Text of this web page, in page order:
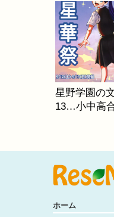
星野学園の
13…小中高
ホーム